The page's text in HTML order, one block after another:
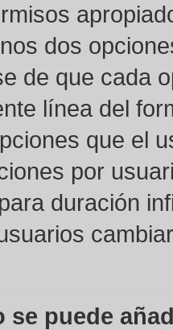
dos
de que cada
línea del
que el
por
duración
se puede